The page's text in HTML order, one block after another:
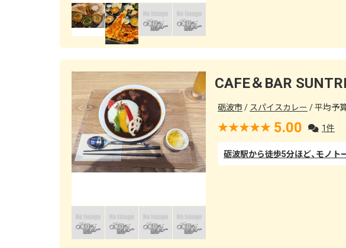
砺波市 スパイスカレー 平均予
5.00 1件